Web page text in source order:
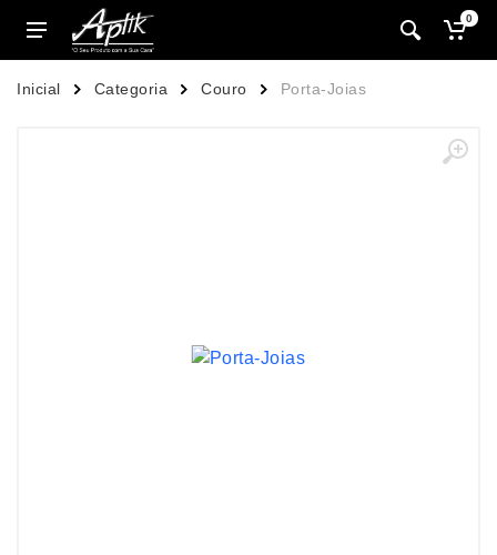
0
Inicial Categoria Couro Porta-Joias